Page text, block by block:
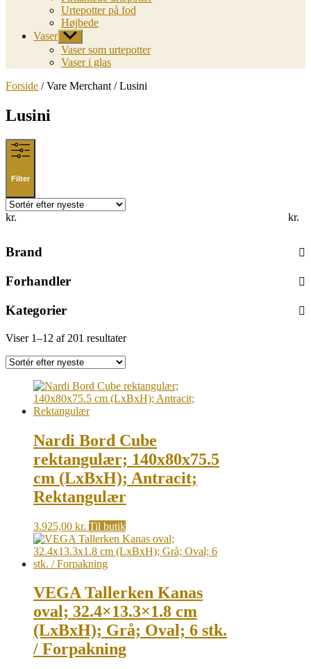
Urtepotter på fod
Højbede
Vaser Vis
undermenu
Vaser som urtepotter
Vaser i glas
Forside / Vare Merchant / Lusini
Lusini
Filter
kr. kr.
Brand
Forhandler
Kategorier
Viser 1–12 af 201 resultaterSorted
Nardi Bord Cube
rektangulær; 140x80x75.5
cm (LxBxH); Antracit;
Rektangulær
3.925,00 kr. Til butik
VEGA Tallerken Kanas
oval; 32.4×13.3×1.8 cm
(LxBxH); Grå; Oval; 6 stk.
/ Forpakning